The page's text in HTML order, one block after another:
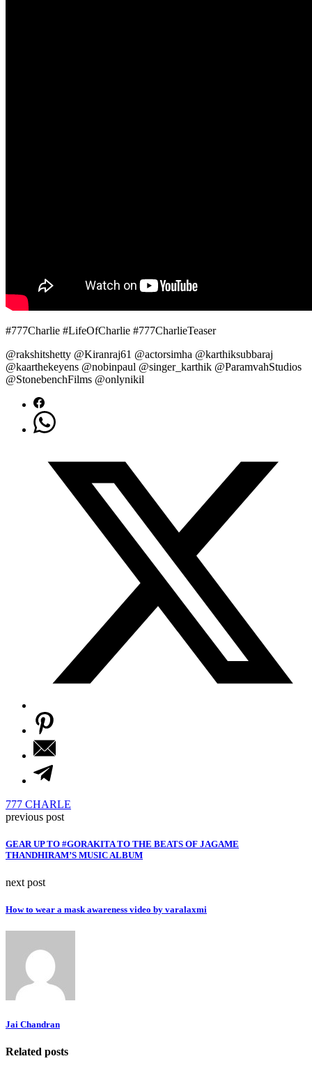
#777Charlie #LifeOfCharlie #777CharlieTeaser
@rakshitshetty @Kiranraj61 @actorsimha @karthiksubbaraj
@kaarthekeyens @nobinpaul @singer_karthik @ParamvahStudios
@StonebenchFilms @onlynikil
777 CHARLE
previous post
GEAR UP TO #GORAKITA TO THE BEATS OF JAGAME
THANDHIRAM’S MUSIC ALBUM
next post
How to wear a mask awareness video by varalaxmi
Jai Chandran
Related posts